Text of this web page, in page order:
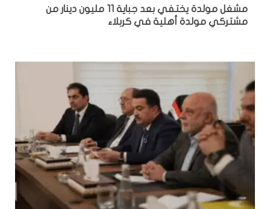
مشغل مولدة يختفي بعد جباية 11 مليون دينار من
مشتركي مولدة أهلية في كربلاء